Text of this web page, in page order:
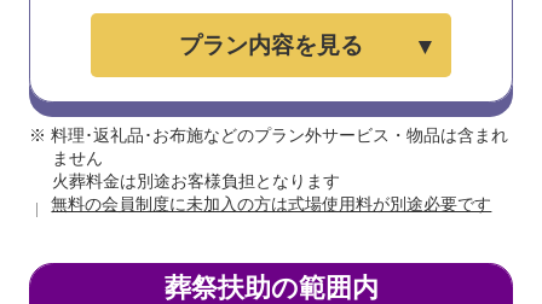
プラン内容を見る
※ 料理･返礼品･お布施などのプラン外サービス・物品は含まれ
ません
火葬料金は別途お客様負担となります
無料の会員制度に未加入の方は式場使用料が別途必要です
葬祭扶助の範囲内